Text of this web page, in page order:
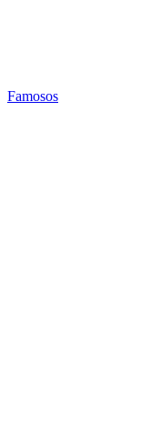
Famosos